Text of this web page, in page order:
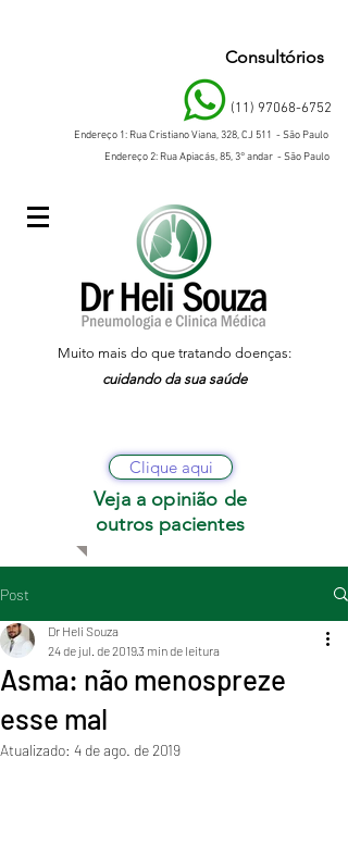
Consultórios
(11) 97068-6752
Endereço 1: Rua Cristiano Viana, 328, CJ 511 - São Paulo
Endereço 2: Rua Apiacás, 85, 3° andar - São Paulo
Muito mais do que tratando doenças:
cuidando da sua saúde
Veja a opinião de
outros pacientes
Clique aqui
Post
Asma: não menospreze
esse mal
Dr Heli Souza
24 de jul. de 20193 min de leitura
Atualizado: 4 de ago. de 2019